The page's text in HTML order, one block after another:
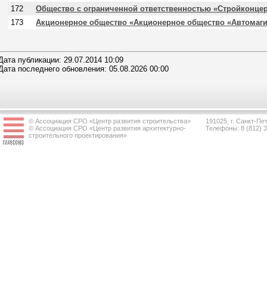
172
Общество с ограниченной ответственностью
173
Акционерное общество «Акционерное общество
публикации: 29.07.2014 10:09
последнего обновления: 05.08.2026 00:00
© Ассоциация СРО «Центр развития строительства»
© Ассоциация СРО «Центр развития архитектурно-
строительного проектирования»
191025, г. Санкт-
Телефоны: 8 (812)